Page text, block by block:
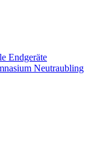
Endgeräte
Neutraubling